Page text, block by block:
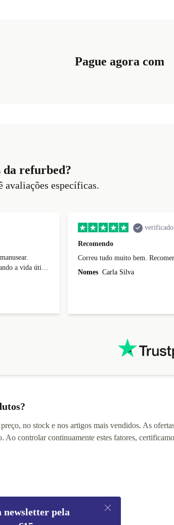
Pague agora com
da refurbed?
avaliações específicas.
a vida útil
marca de
verificado
Recomendo
Correu tudo muito bem.
Nomes Carla Silva
no stock e nos artigos mais vendidos. As
controlar continuamente estes fatores,
newsletter pela